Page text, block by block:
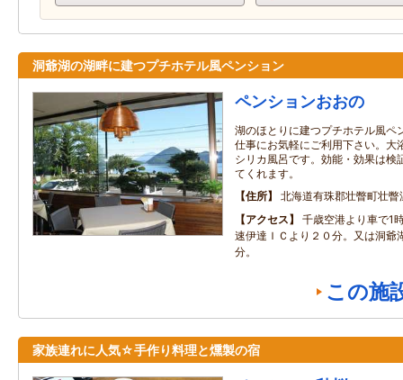
洞爺湖の湖畔に建つプチホテル風ペンション
ペンションおおの
湖のほとりに建つプチホテル風ペ
仕事にお気軽にご利用下さい。大
シリカ風呂です。効能・効果は検
てくれます。
住所
北海道有珠郡壮瞥町壮瞥
アクセス
千歳空港より車で1
速伊達ＩＣより２０分。又は洞爺
分。
この施
家族連れに人気☆手作り料理と燻製の宿